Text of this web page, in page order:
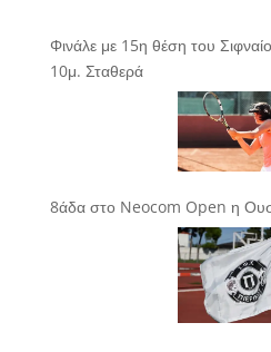
Φινάλε με 15η θέση του
10μ. Σταθερά
8άδα στο Neocom Open η